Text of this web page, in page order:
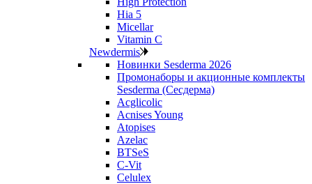
Hia 5
Micellar
Vitamin C
Newdermis
Новинки Sesderma 2026
Промонаборы и акционные комплекты
Sesderma (Сесдерма)
Acglicolic
Acnises Young
Atopises
Azelac
BTSeS
C‑Vit
Celulex